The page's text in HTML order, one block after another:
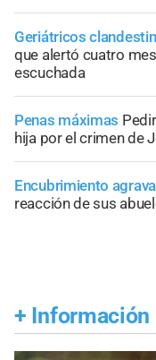
Geriátricos
que alertó cuatro
escuchada
Penas máximas
hija por el crimen de
Encubrimiento
reacción de sus
+ Información